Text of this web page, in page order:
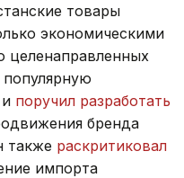
товары
экономическими
поручил разработать
бренда
также раскритиковал
импорта